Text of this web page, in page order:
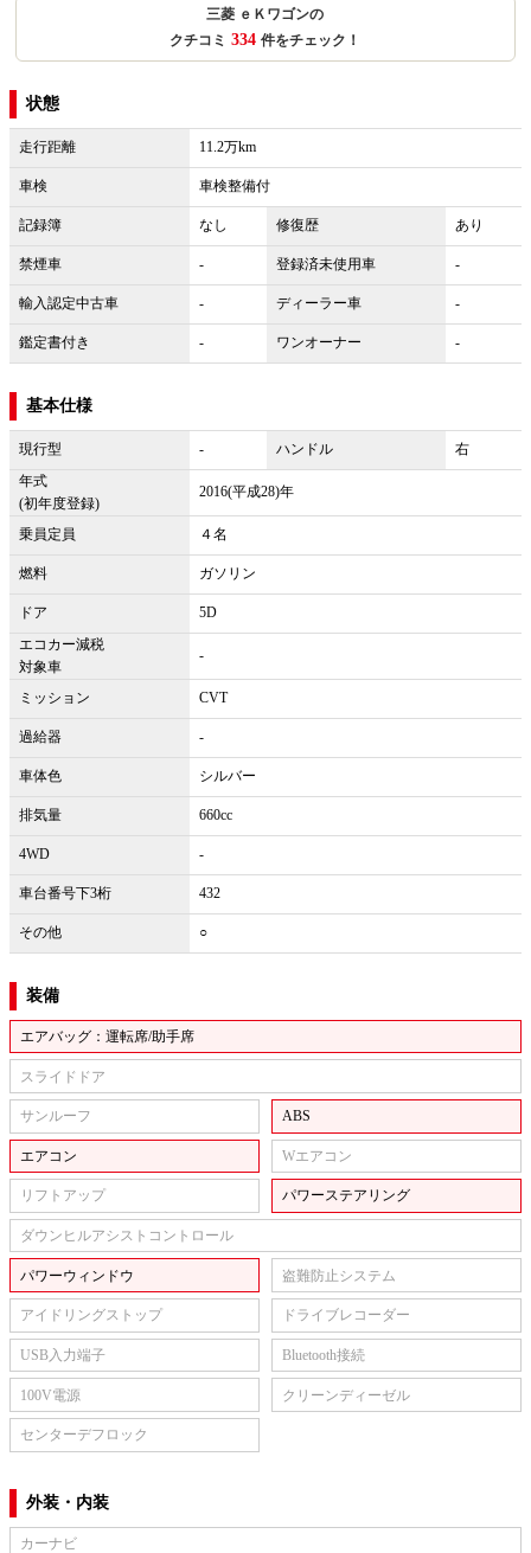
三菱 ｅＫワゴンの
クチコミ 334 件をチェック！
状態
走行距離 11.2万km
車検 車検整備付
記録簿 なし 修復歴 あり
禁煙車 - 登録済未使用車 -
輸入認定中古車 - ディーラー車 -
鑑定書付き - ワンオーナー -
基本仕様
現行型 - ハンドル
右
年式
(初年度登録)
2016(平成28)年
乗員定員 ４名
燃料 ガソリン
ドア
5D
エコカー減税
対象車
-
ミッション CVT
過給器 -
車体色 シルバー
排気量 660cc
4WD -
車台番号下3桁 432
その他 ○
装備
エアバッグ：運転席/助手席
スライドドア
サンルーフ ABS
エアコン Wエアコン
リフトアップ パワーステアリング
ダウンヒルアシストコントロール
パワーウィンドウ 盗難防止システム
アイドリングストップ ドライブレコーダー
USB入力端子 Bluetooth接続
100V電源 クリーンディーゼル
センターデフロック
外装・内装
カーナビ